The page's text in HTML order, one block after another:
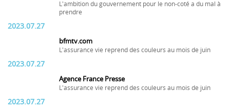
L'ambition du gouvernement pour le non-coté a du mal à
prendre
2023.07.27
bfmtv.com
L'assurance vie reprend des couleurs au mois de juin
2023.07.27
Agence France Presse
L'assurance vie reprend des couleurs au mois de juin
2023.07.27